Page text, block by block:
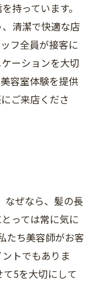
持っています。
清潔で快適な店
フ全員が接客に
ーションを大切
容室体験を提供
ご来店くださ
なぜなら、髪の長
っては常に気に
たち美容師がお客
トでもありま
5を大切にして